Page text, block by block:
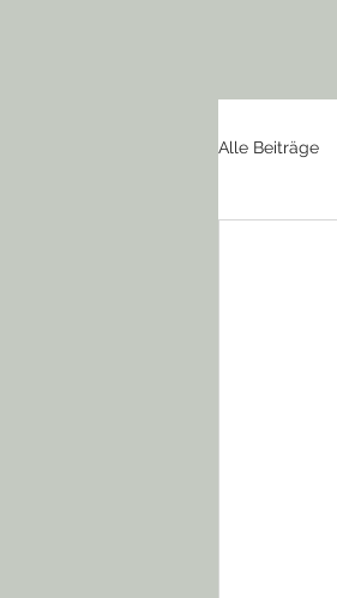
Alle Beiträge